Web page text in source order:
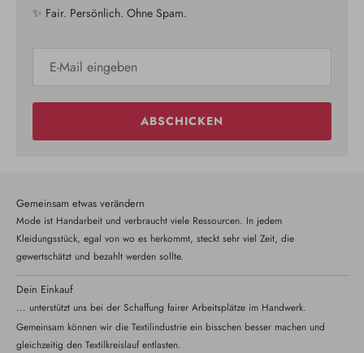
✨ Fair. Persönlich. Ohne Spam.
ABSCHICKEN
Gemeinsam etwas verändern
Mode ist Handarbeit und verbraucht viele Ressourcen. In jedem
Kleidungsstück, egal von wo es herkommt, steckt sehr viel Zeit, die
gewertschätzt und bezahlt werden sollte.
Dein Einkauf
... unterstützt uns bei der Schaffung fairer Arbeitsplätze im Handwerk.
Gemeinsam können wir die Textilindustrie ein bisschen besser machen und
gleichzeitig den Textilkreislauf entlasten.